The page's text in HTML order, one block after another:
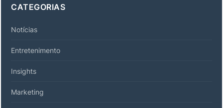
CATEGORIAS
Notícias
Entretenimento
Insights
Marketing